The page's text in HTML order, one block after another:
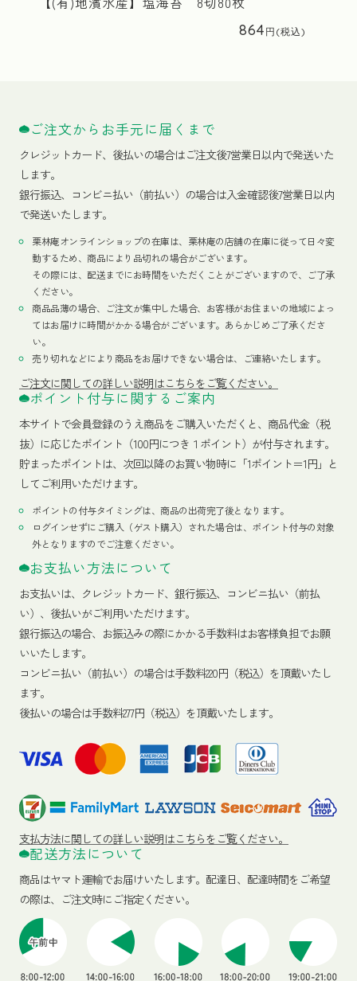
864
ご注文からお手元に届くまで
クレジットカード、 後払いの場合はご注文後7営業日以内で発送いた
します。
銀行振込、コンビニ払い（前払い）の場合は入金確認後7営業日以内
で発送いたします。
栗林庵オンラインショップの在庫は、栗林庵の店舗の在庫に従って日々変
動するため、商品により品切れの場合がございます。
その際には、配送までにお時間をいただくことがございますので、ご了承
ください。
商品品薄の場合、ご注文が集中した場合、お客様がお住まいの地域によっ
てはお届けに時間がかかる場合がございます。あらかじめご了承くださ
い。
売り切れなどにより商品をお届けできない場合は、ご連絡いたします。
ご注文に関しての詳しい説明はこちらをご覧ください。
ポイント付与に関するご案内
本サイトで会員登録のうえ商品をご購入いただくと、商品代金（税
抜）に応じたポイント（100円につき１ポイント）が付与されます。
貯まったポイントは、次回以降のお買い物時に「1ポイント＝1円」と
してご利用いただけます。
ポイントの付与タイミングは、商品の出荷完了後となります。
ログインせずにご購入（ゲスト購入）された場合は、ポイント付与の対象
外となりますのでご注意ください。
お支払い方法について
お支払いは、クレジットカード、銀行振込、コンビニ払い（前払
い）、後払いがご利用いただけます。
銀行振込の場合、お振込みの際にかかる手数料はお客様負担でお願
いいたします。
コンビニ払い（前払い）の場合は手数料220円（税込）を頂戴いたし
ます。
後払いの場合は手数料277円（税込）を頂戴いたします。
支払方法に関しての詳しい説明はこちらをご覧ください。
配送方法について
商品はヤマト運輸でお届けいたします。 配達日、配達時間をご希望
の際は、ご注文時にご指定ください。